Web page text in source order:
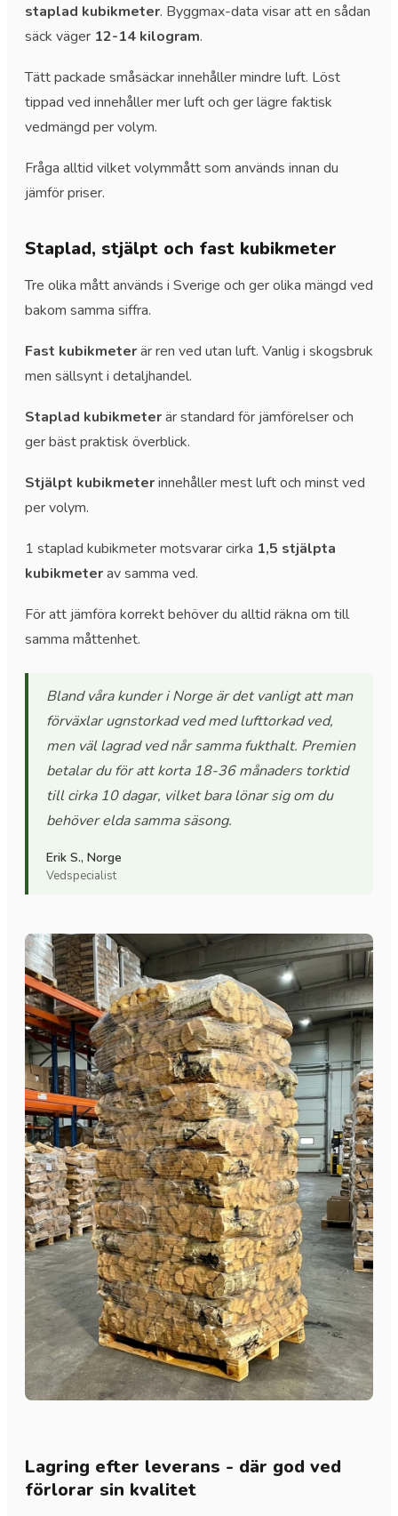
staplad kubikmeter. Byggmax-data visar att en sådan
säck väger 12-14 kilogram.
Tätt packade småsäckar innehåller mindre luft. Löst
tippad ved innehåller mer luft och ger lägre faktisk
vedmängd per volym.
Fråga alltid vilket volymmått som används innan du
jämför priser.
Staplad, stjälpt och fast kubikmeter
Tre olika mått används i Sverige och ger olika mängd ved
bakom samma siffra.
Fast kubikmeterär ren ved utan luft. Vanlig i skogsbruk
men sällsynt i detaljhandel.
Staplad kubikmeterär standard för jämförelser och
ger bäst praktisk överblick.
Stjälpt kubikmeterinnehåller mest luft och minst ved
per volym.
1 staplad kubikmeter motsvarar cirka 1,5 stjälpta
kubikmeterav samma ved.
För att jämföra korrekt behöver du alltid räkna om till
samma måttenhet.
Bland våra kunder i Norge är det vanligt att man
förväxlar ugnstorkad ved med lufttorkad ved,
men väl lagrad ved når samma fukthalt. Premien
betalar du för att korta 18-36 månaders torktid
till cirka 10 dagar, vilket bara lönar sig om du
behöver elda samma säsong.
Erik S., Norge
Vedspecialist
Lagring efter leverans - där god ved
förlorar sin kvalitet